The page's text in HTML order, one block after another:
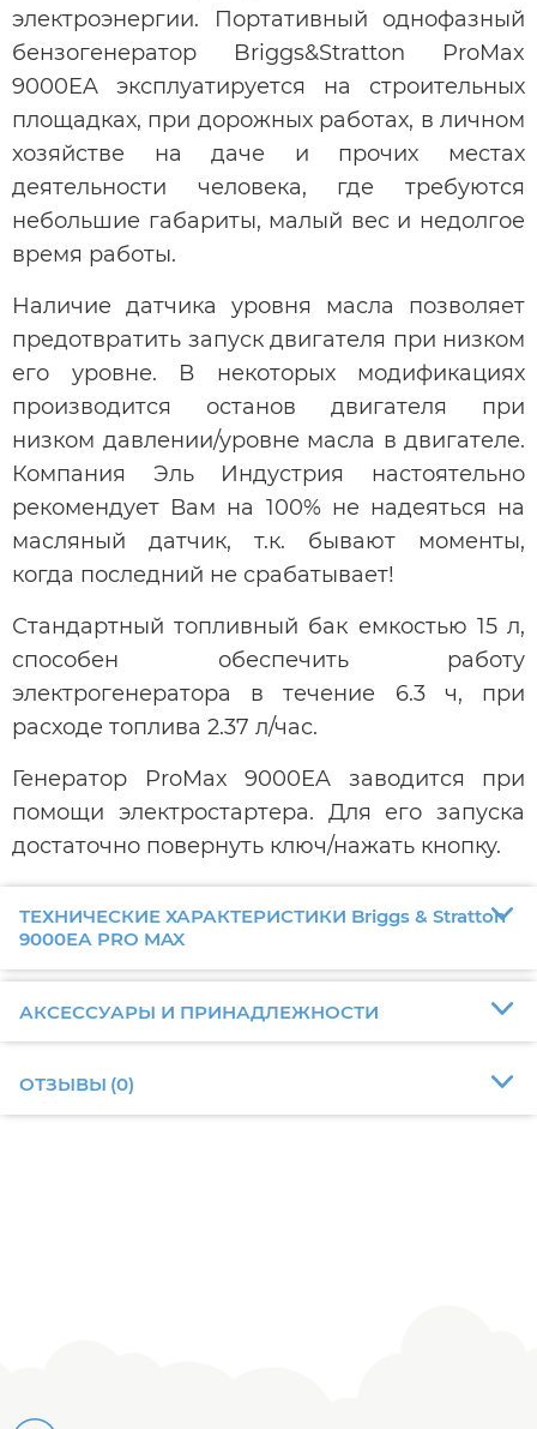
электроэнергии. Портативный однофазный
бензогенератор Briggs&Stratton ProMax
9000EA эксплуатируется на строительных
площадках, при дорожных работах, в личном
хозяйстве на даче и прочих местах
деятельности человека, где требуются
небольшие габариты, малый вес и недолгое
время работы.
Наличие датчика уровня масла позволяет
предотвратить запуск двигателя при низком
его уровне. В некоторых модификациях
производится останов двигателя при
низком давлении/уровне масла в двигателе.
Компания Эль Индустрия настоятельно
рекомендует Вам на 100% не надеяться на
масляный датчик, т.к. бывают моменты,
когда последний не срабатывает!
Стандартный топливный бак емкостью 15 л,
способен обеспечить работу
электрогенератора в течение 6.3 ч, при
расходе топлива 2.37 л/час.
Генератор ProMax 9000EA заводится при
помощи электростартера. Для его запуска
достаточно повернуть ключ/нажать кнопку.
ТЕХНИЧЕСКИЕ ХАРАКТЕРИСТИКИ Briggs & Stratton
9000ЕА PRO MAX
АКСЕССУАРЫ И ПРИНАДЛЕЖНОСТИ
ОТЗЫВЫ (0)